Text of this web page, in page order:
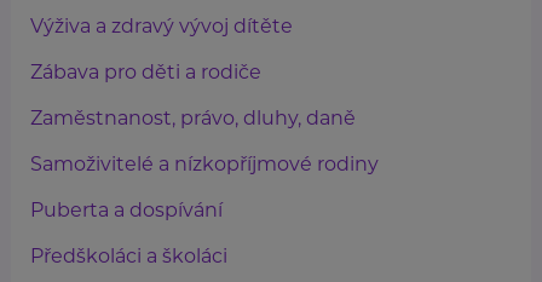
Výživa a zdravý vývoj dítěte
Zábava pro děti a rodiče
Zaměstnanost, právo, dluhy, daně
Samoživitelé a nízkopříjmové rodiny
Puberta a dospívání
Předškoláci a školáci